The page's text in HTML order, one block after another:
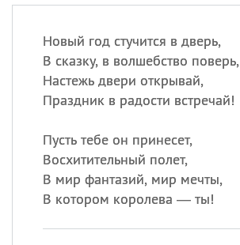
Новый год стучится в дверь,
В сказку, в волшебство поверь,
Настежь двери открывай,
Праздник в радости встречай!
Пусть тебе он принесет,
Восхитительный полет,
В мир фантазий, мир мечты,
В котором королева — ты!